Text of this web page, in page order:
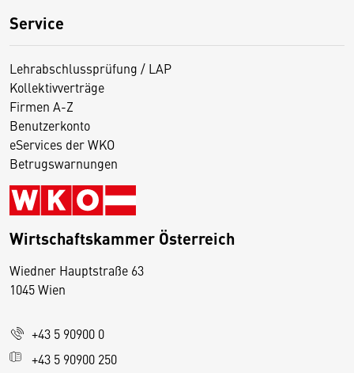
Service
Lehrabschlussprüfung / LAP
Kollektivverträge
Firmen A-Z
Benutzerkonto
eServices der WKO
Betrugswarnungen
Wirtschaftskammer Österreich
Wiedner Hauptstraße 63
1045 Wien
+43 5 90900 0
+43 5 90900 250
D
s
e